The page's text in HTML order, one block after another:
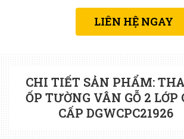
LIÊN HỆ NGAY
CHI TIẾT SẢN PHẨM:
ỐP TƯỜNG VÂN GỖ 2 LỚP
CẤP DGWCPC21926